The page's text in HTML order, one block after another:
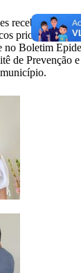
recebidas; já
prioritários
no Boletim
de Prevenção